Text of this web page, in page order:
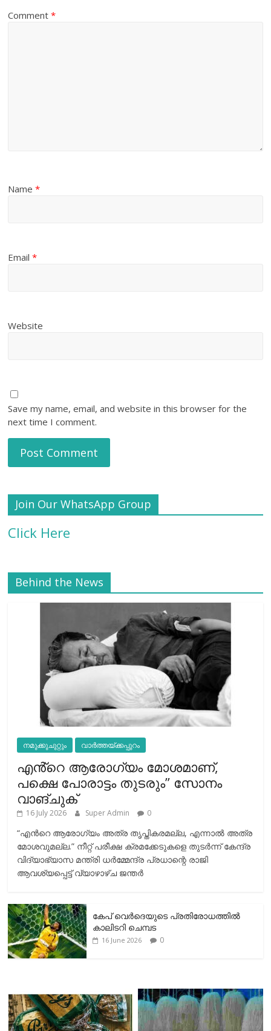
Comment*
Name*
Email*
Website
Save my name, email, and website in this browser for the
next time I comment.
Join Our WhatsApp Group
Click Here
Behind the News
നമുക്കുചുറ്റും വാർത്തയ്ക്കപ്പുറം
എൻ്റെ ആരോഗ്യം മോശമാണ്,
പക്ഷെ പോരാട്ടം തുടരും” സോനം
വാങ്ചുക്
16 July 2026 Super Admin 0
“എന്‍റെ ആരോഗ്യം അത്ര തൃപ്തികരമല്ല, എന്നാൽ അത്ര
മോശവുമല്ല.” നീറ്റ് പരീക്ഷ ക്രമക്കേടുകളെ തുടർന്ന് കേന്ദ്ര
വിദ്യാഭ്യാസ മന്ത്രി ധർമ്മേന്ദ്ര പ്രധാന്റെ രാജി
ആവശ്യപ്പെട്ട് വ്യാഴാഴ്ച ജന്തർ
കേപ് വെര്‍ദെയുടെ പ്രതിരോധത്തില്‍
കാലിടറി ചെമ്പട
16 June 2026 0